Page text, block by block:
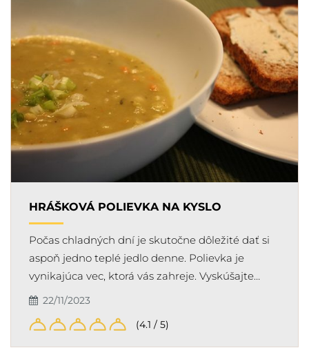
HRÁŠKOVÁ POLIEVKA NA KYSLO
Počas chladných dní je skutočne dôležité dať si
aspoň jedno teplé jedlo denne. Polievka je
vynikajúca vec, ktorá vás zahreje. Vyskúšajte…
22/11/2023
(4.1 / 5)